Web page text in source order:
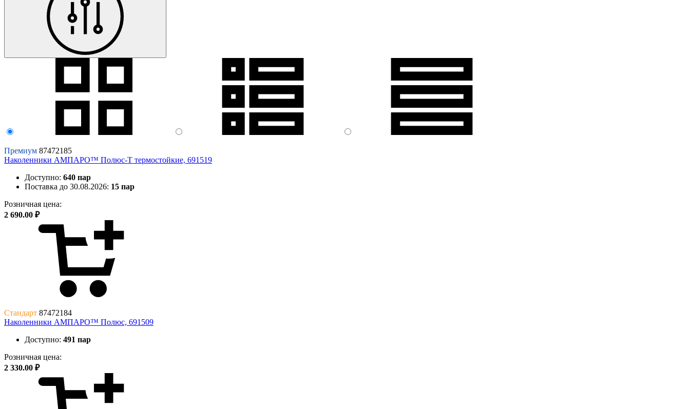
Премиум 87472185
Наколенники АМПАРО™ Полюс-Т термостойкие, 691519
Доступно: 640 пар
Поставка до 30.08.2026: 15 пар
Розничная цена:
2 690.00 ₽
Стандарт 87472184
Наколенники АМПАРО™ Полюс, 691509
Доступно: 491 пар
Розничная цена:
2 330.00 ₽